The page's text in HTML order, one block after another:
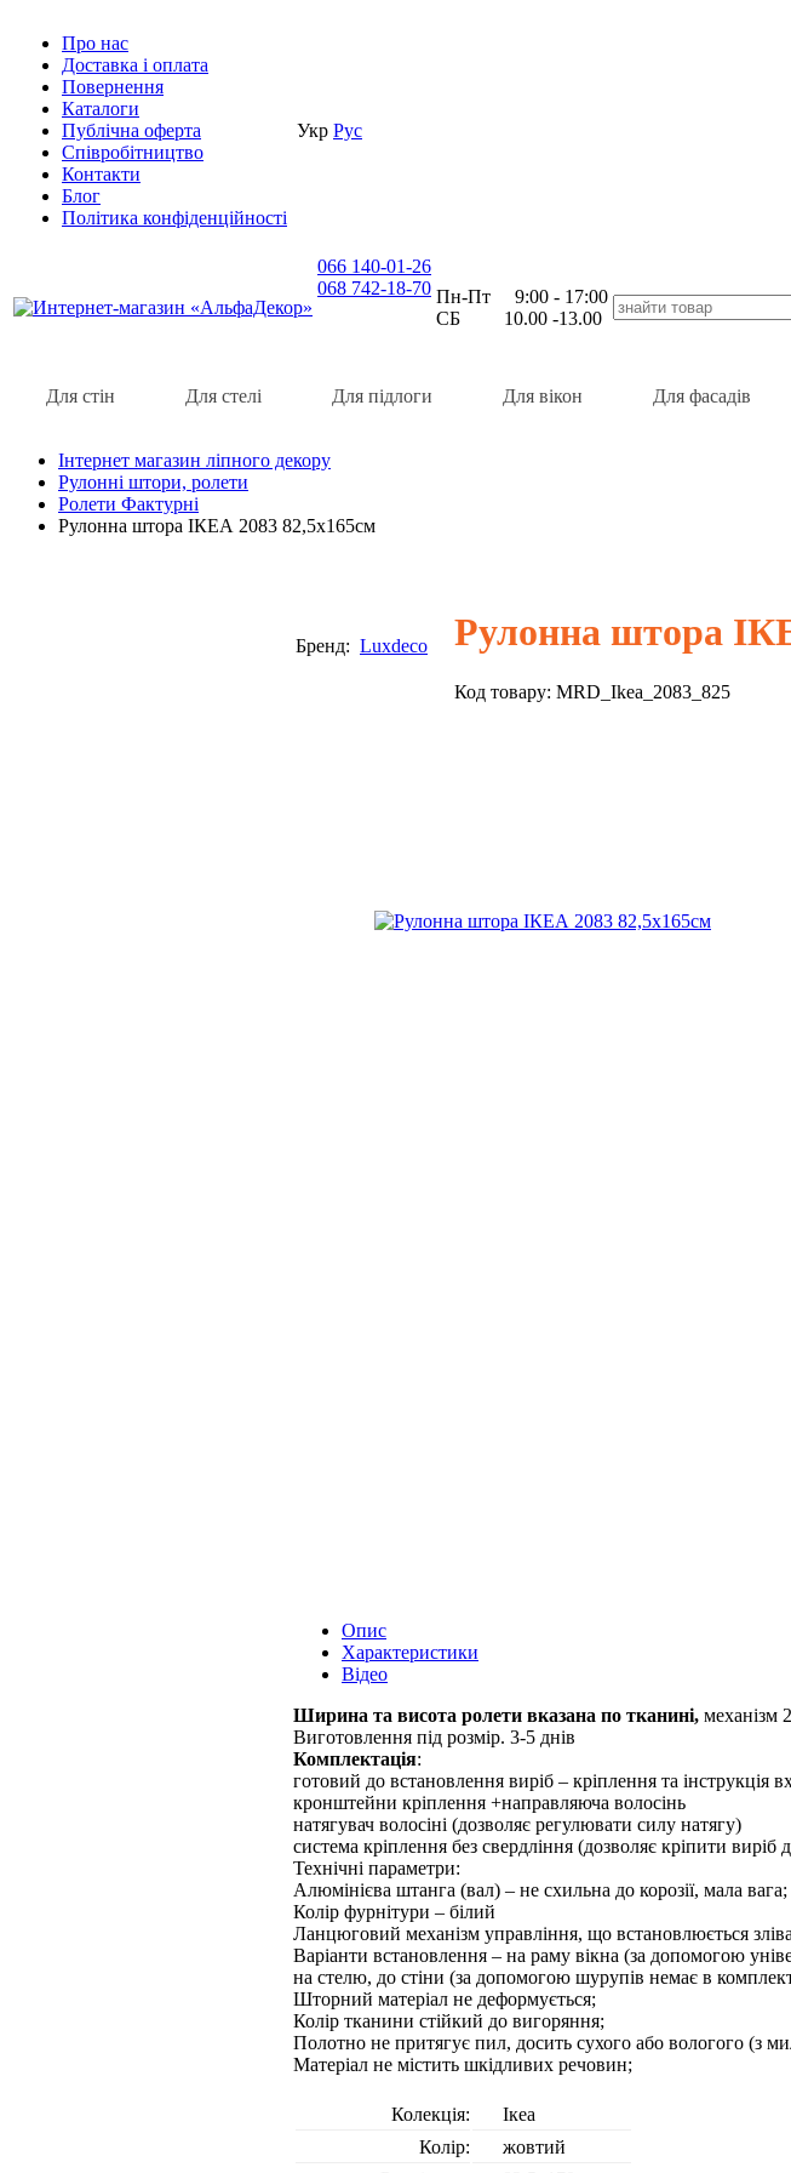
Про нас
Доставка i оплата
Повернення
Каталоги
Публічна оферта
Співробітництво
Контакти
Блог
Політика конфіденційності
Укр Рус
066 140-01-26
068 742-18-70 Пн-Пт 9:00 - 17:00
СБ 10.00 -13.00
Для стін Для стелі Для підлоги Для вікон Для фасадів
Інтернет магазин ліпного декору
Рулонні штори, ролети
Ролети Фактурні
Рулонна штора ІКЕА 2083 82,5х165см
Бренд: Luxdeco Рулонна штора
Код товару: MRD_Ikea_2083_825
Опис
Характеристики
Відео
Ширина та висота ролети вказана по тканині, механізм
Виготовлення під розмір. 3-5 днiв
Комплектація:
готовий до встановлення виріб – кріплення та інструкція
кронштейни кріплення +направляюча волосінь
натягувач волосіні (дозволяє регулювати силу натягу)
система кріплення без свердління (дозволяє кріпити
Технічні параметри:
Алюмінієва штанга (вал) – не схильна до корозії, мала вага;
Колір фурнітури – білий
Ланцюговий механізм управління, що встановлюється
Варіанти встановлення – на раму вікна (за допомогою
на стелю, до стіни (за допомогою шурупів немає в
Шторний матеріал не деформується;
Колір тканини стійкий до вигоряння;
Полотно не притягує пил, досить сухого або вологого (з
Матеріал не містить шкідливих речовин;
Колекція:
Ікеа
Колір:
жовтий